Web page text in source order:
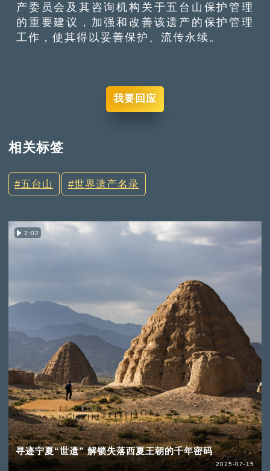
产委员会及其咨询机构关于五台山保护管理
的重要建议，加强和改善该遗产的保护管理
工作，使其得以妥善保护、流传永续。
我要回应
相关标签
五台山 世界遗产名录
2:02
寻迹宁夏“世遗” 解锁失落西夏王朝的千年密码
2025-07-15